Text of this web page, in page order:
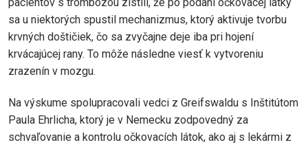
sa u niektorých spustil mechanizmus, ktorý aktivuje tvorbu
krvných doštičiek, čo sa zvyčajne deje iba pri hojení
krvácajúcej rany. To môže následne viesť k vytvoreniu
zrazenín v mozgu.
Na výskume spolupracovali vedci z Greifswaldu s Inštitútom
Paula Ehrlicha, ktorý je v Nemecku zodpovedný za
schvaľovanie a kontrolu očkovacích látok, ako aj s lekármi z